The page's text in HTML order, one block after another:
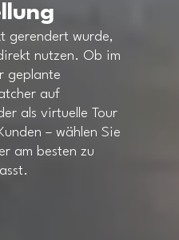
gerendert wurde,
nutzen. Ob im
geplante
auf
als virtuelle Tour
– wählen Sie
am besten zu